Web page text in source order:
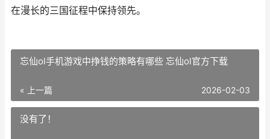
在漫长的三国征程中保持领先。
忘仙ol手机游戏中挣钱的策略有哪些 忘仙ol官方下载
« 上一篇 2026-02-03
没有了！